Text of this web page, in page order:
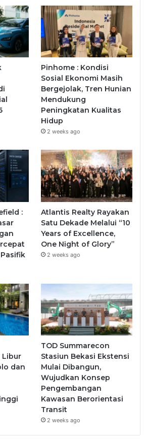
Pinhome : Kondisi
Sosial Ekonomi Masih
Bergejolak, Tren Hunian
Mendukung
Peningkatan Kualitas
Hidup
2 weeks ago
:
Atlantis Realty Rayakan
Satu Dekade Melalui “10
Years of Excellence,
One Night of Glory”
2 weeks ago
Libur
dan
TOD Summarecon
Stasiun Bekasi Ekstensi
Mulai Dibangun,
Wujudkan Konsep
Pengembangan
Kawasan Berorientasi
Transit
2 weeks ago